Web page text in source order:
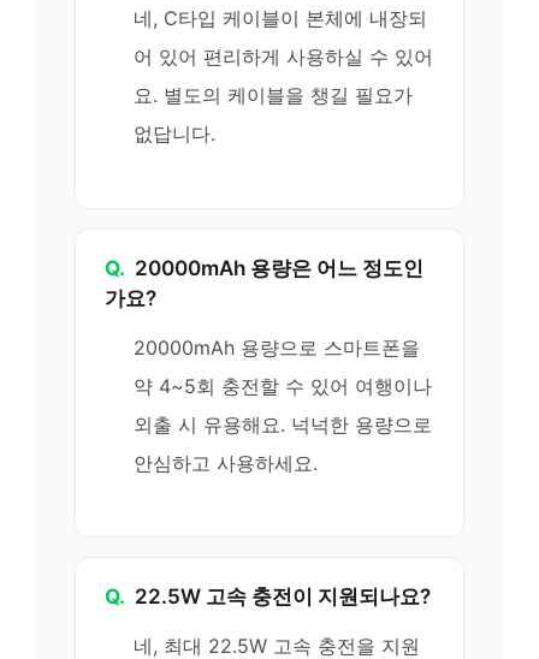
네, C타입 케이블이 본체에 내장되
어 있어 편리하게 사용하실 수 있어
요. 별도의 케이블을 챙길 필요가
없답니다.
Q. 20000mAh 용량은 어느 정도인
가요?
20000mAh 용량으로 스마트폰을
약 4~5회 충전할 수 있어 여행이나
외출 시 유용해요. 넉넉한 용량으로
안심하고 사용하세요.
Q. 22.5W 고속 충전이 지원되나요?
네, 최대 22.5W 고속 충전을 지원